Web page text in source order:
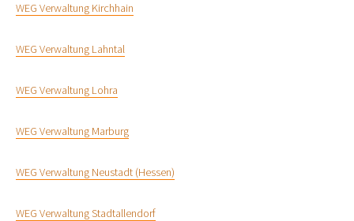
WEG Verwaltung Kirchhain
WEG Verwaltung Lahntal
WEG Verwaltung Lohra
WEG Verwaltung Marburg
WEG Verwaltung Neustadt (Hessen)
WEG Verwaltung Stadtallendorf